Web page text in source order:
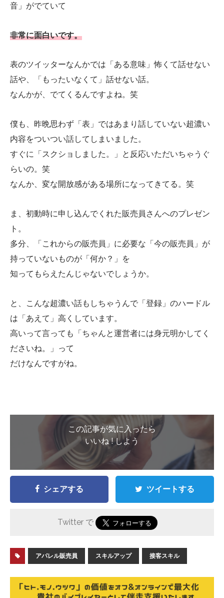
音」がでていて
非常に面白いです。
表のツイッターなんかでは「ある意味」怖くて話せない
話や、「もったいなくて」話せない話。
なんかが、でてくるんですよね。笑
僕も、昨晩思わず「表」ではあまり話していない超濃い
内容をついつい話してしまいました。
すぐに「スクショしました。」と反応いただいちゃうぐ
らいの。笑
なんか、変な開放感がある場所になってきてる。笑
ま、初動時に申し込んでくれた販売員さんへのプレゼン
ト。
多分、「これからの販売員」に必要な「今の販売員」が
持っていないものが「何か？」を
知ってもらえたんじゃないでしょうか。
と、こんな超濃い話もしちゃうんで「登録」のハードル
は「あえて」高くしています。
高いって言っても「ちゃんと運営者には身元明かしてく
ださいね。」って
だけなんですがね。
この記事が気に入ったら
いいね ! しよう
シェアする ツイートする
Twitter で
アパレル販売員 スキルアップ 接客スキル